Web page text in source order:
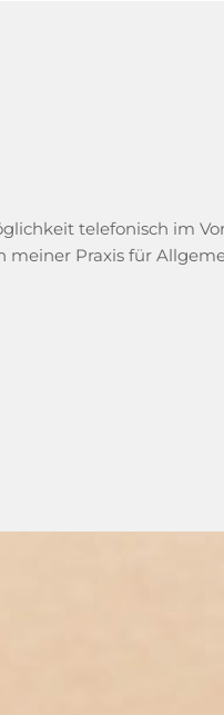
telefonisch im
meiner Praxis für